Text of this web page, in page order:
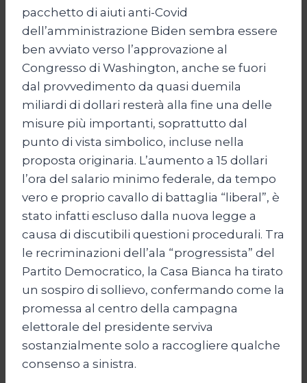
pacchetto di aiuti anti-Covid
dell’amministrazione Biden sembra essere
ben avviato verso l’approvazione al
Congresso di Washington, anche se fuori
dal provvedimento da quasi duemila
miliardi di dollari resterà alla fine una delle
misure più importanti, soprattutto dal
punto di vista simbolico, incluse nella
proposta originaria. L’aumento a 15 dollari
l’ora del salario minimo federale, da tempo
vero e proprio cavallo di battaglia “liberal”, è
stato infatti escluso dalla nuova legge a
causa di discutibili questioni procedurali. Tra
le recriminazioni dell’ala “progressista” del
Partito Democratico, la Casa Bianca ha tirato
un sospiro di sollievo, confermando come la
promessa al centro della campagna
elettorale del presidente serviva
sostanzialmente solo a raccogliere qualche
consenso a sinistra.